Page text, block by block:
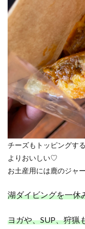
チーズもトッピングす
よりおいしい♡
お土産用には鹿のジャ
湖ダイビングを一休
ヨガや、SUP、狩猟